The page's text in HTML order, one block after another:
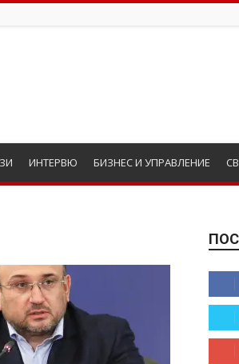
ИНТЕРВЮ БИЗНЕС И УПРАВЛЕНИЕ